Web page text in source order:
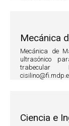
Mecánica
Mecánica de
ultrasónico
trabecular
Ciencia e